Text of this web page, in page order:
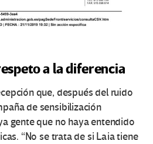
a la diferencia
que, después del ruido
de sensibilización
gente que no haya entendido
“No se trata de si Laia tiene